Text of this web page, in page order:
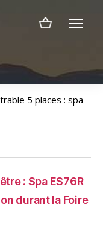
5 places : spa
: Spa ES76R
durant la Foire